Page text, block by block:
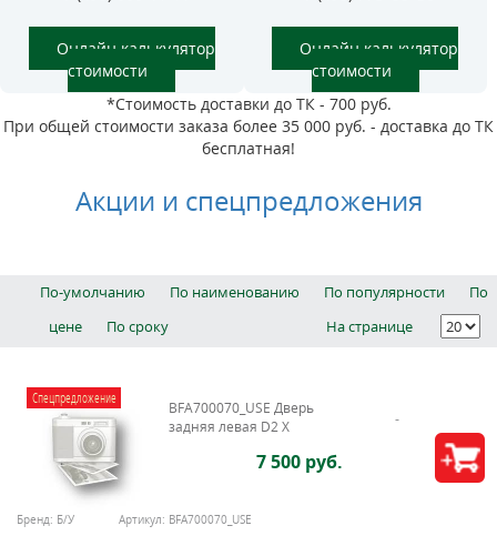
Онлайн калькулятор
стоимости
Онлайн калькулятор
стоимости
*Стоимость доставки до ТК - 700 руб.
При общей стоимости заказа более 35 000 руб. - доставка до ТК
бесплатная!
Акции и спецпредложения
По-умолчанию По наименованию По популярности
По
цене
По сроку На странице
Спецпредложение
BFA700070_USE Дверь
задняя левая D2 X
7 500 руб.
Бренд: Б/У Артикул: BFA700070_USE